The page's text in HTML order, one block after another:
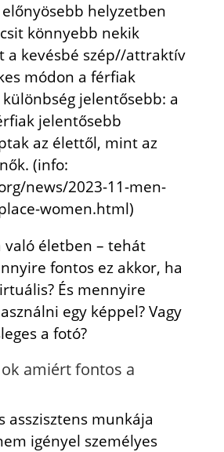
helyzetben
könnyebb nekik
a kevésbé szép//attraktív
módon a férfiak
jelentősebb: a
jelentősebb
az élettől, mint az
(info:
news/2023-11-men-
women.html)
való életben – tehát
fontos ez akkor, ha
És mennyire
egy képpel? Vagy
a fotó?
amiért fontos a
asszisztens munkája
igényel személyes